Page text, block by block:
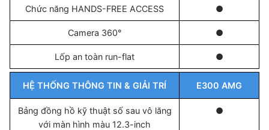
Chức năng HANDS-FREE ACCESS ●
Camera 360° ●
Lốp an toàn run-flat ●
HỆ THỐNG THÔNG TIN & GIẢI TRÍ E300 AMG
Bảng đồng hồ kỹ thuật số sau vô lăng
với màn hình màu 12.3-inch
●